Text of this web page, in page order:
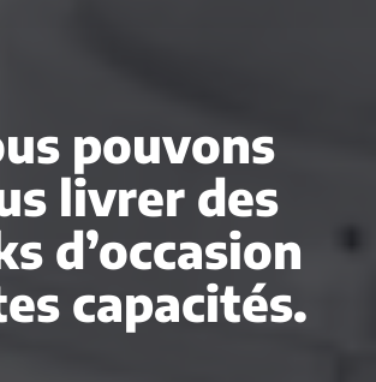
pouvons
livrer des
d’occasion
capacités.